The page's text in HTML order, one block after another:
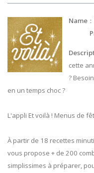
Name
cette
?
en un temps choc ?
L'appli Et voilà ! Menus de
À partir de 18 recettes
vous propose + de 200
simplissimes à préparer,